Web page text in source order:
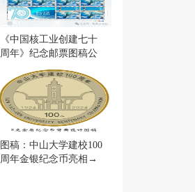
《中国核工业创建七十
周年》纪念邮票图稿公
图稿：中山大学建校100
周年金银纪念币亮相→